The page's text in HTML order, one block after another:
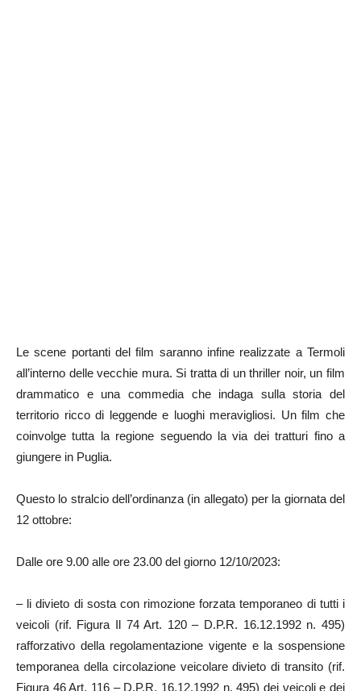
Le scene portanti del film saranno infine realizzate a Termoli
all’interno delle vecchie mura. Si tratta di un thriller noir, un film
drammatico e una commedia che indaga sulla storia del
territorio ricco di leggende e luoghi meravigliosi. Un film che
coinvolge tutta la regione seguendo la via dei tratturi fino a
giungere in Puglia.
Questo lo stralcio dell’ordinanza (in allegato) per la giornata del
12 ottobre:
Dalle ore 9.00 alle ore 23.00 del giorno 12/10/2023:
– li divieto di sosta con rimozione forzata temporaneo di tutti i
veicoli (rif. Figura Il 74 Art. 120 – D.P.R. 16.12.1992 n. 495)
rafforzativo della regolamentazione vigente e la sospensione
temporanea della circolazione veicolare divieto di transito (rif.
Figura 46 Art. 116 – D.P.R. 16.12.1992 n. 495) dei veicoli e dei